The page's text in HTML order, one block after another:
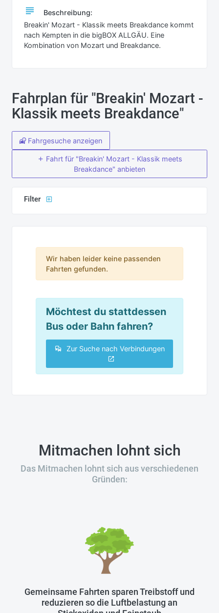
Beschreibung:
Breakin' Mozart - Klassik meets Breakdance kommt
nach Kempten in die bigBOX ALLGÄU. Eine
Kombination von Mozart und Breakdance.
Fahrplan für "Breakin' Mozart -
Klassik meets Breakdance"
Fahrgesuche anzeigen
Fahrt für "Breakin' Mozart - Klassik meets
Breakdance" anbieten
Filter
Wir haben leider keine passenden
Fahrten gefunden.
Möchtest du stattdessen
Bus oder Bahn fahren?
Zur Suche nach Verbindungen
Mitmachen lohnt sich
Das Mitmachen lohnt sich aus verschiedenen
Gründen:
Gemeinsame Fahrten sparen Treibstoff und
reduzieren so die Luftbelastung an